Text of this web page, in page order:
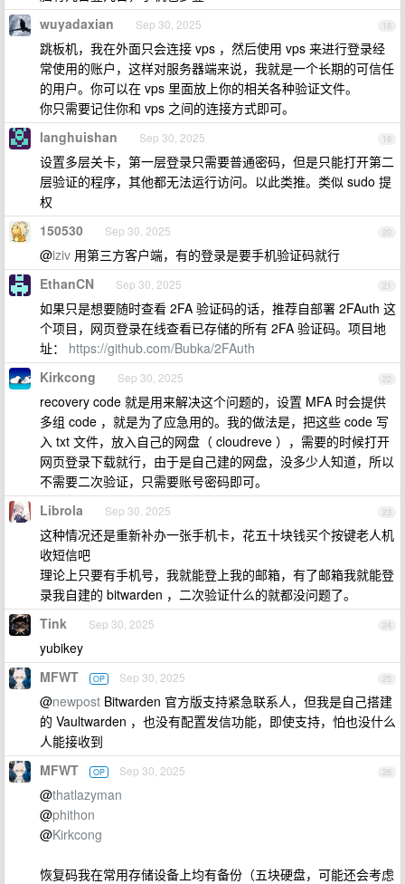
18
wuyadaxian Sep 30, 2025
跳板机，我在外面只会连接 vps ，然后使用 vps 来进行登录经
常使用的账户，这样对服务器端来说，我就是一个长期的可信任
的用户。你可以在 vps 里面放上你的相关各种验证文件。
你只需要记住你和 vps 之间的连接方式即可。
19
langhuishan Sep 30, 2025
设置多层关卡，第一层登录只需要普通密码，但是只能打开第二
层验证的程序，其他都无法运行访问。以此类推。类似 sudo 提
权
20
150530 Sep 30, 2025
@iziv 用第三方客户端，有的登录是要手机验证码就行
21
EthanCN Sep 30, 2025
如果只是想要随时查看 2FA 验证码的话，推荐自部署 2FAuth 这
个项目，网页登录在线查看已存储的所有 2FA 验证码。项目地
址： https://github.com/Bubka/2FAuth
22
Kirkcong Sep 30, 2025
recovery code 就是用来解决这个问题的，设置 MFA 时会提供
多组 code ，就是为了应急用的。我的做法是，把这些 code 写
入 txt 文件，放入自己的网盘（ cloudreve ），需要的时候打开
网页登录下载就行，由于是自己建的网盘，没多少人知道，所以
不需要二次验证，只需要账号密码即可。
23
Librola Sep 30, 2025
这种情况还是重新补办一张手机卡，花五十块钱买个按键老人机
收短信吧
理论上只要有手机号，我就能登上我的邮箱，有了邮箱我就能登
录我自建的 bitwarden ，二次验证什么的就都没问题了。
24
Tink Sep 30, 2025
yubikey
25
MFWT OP Sep 30, 2025
@newpost Bitwarden 官方版支持紧急联系人，但我是自己搭建
的 Vaultwarden ，也没有配置发信功能，即使支持，怕也没什么
人能接收到
26
MFWT OP Sep 30, 2025
@thatlazyman
@phithon
@Kirkcong
恢复码我在常用存储设备上均有备份（五块硬盘，可能还会考虑